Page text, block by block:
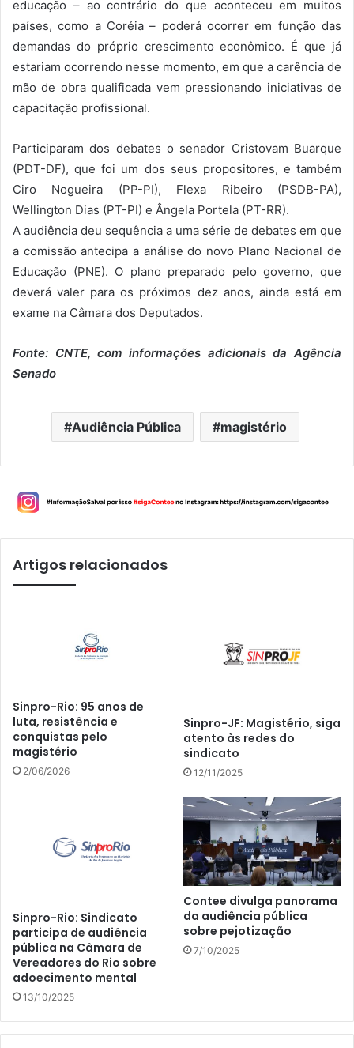
educação – ao contrário do que aconteceu em muitos
países, como a Coréia – poderá ocorrer em função das
demandas do próprio crescimento econômico. É que já
estariam ocorrendo nesse momento, em que a carência de
mão de obra qualificada vem pressionando iniciativas de
capacitação profissional.
Participaram dos debates o senador Cristovam Buarque
(PDT-DF), que foi um dos seus propositores, e também
Ciro Nogueira (PP-PI), Flexa Ribeiro (PSDB-PA),
Wellington Dias (PT-PI) e Ângela Portela (PT-RR).
A audiência deu sequência a uma série de debates em que
a comissão antecipa a análise do novo Plano Nacional de
Educação (PNE). O plano preparado pelo governo, que
deverá valer para os próximos dez anos, ainda está em
exame na Câmara dos Deputados.
Fonte: CNTE, com informações adicionais da Agência
Senado
Audiência Pública magistério
Artigos relacionados
Sinpro-Rio: 95 anos de
luta, resistência e
conquistas pelo
magistério
2/06/2026
Sinpro-JF: Magistério, siga
atento às redes do
sindicato
12/11/2025
Sinpro-Rio: Sindicato
participa de audiência
pública na Câmara de
Vereadores do Rio sobre
adoecimento mental
13/10/2025
Contee divulga panorama
da audiência pública
sobre pejotização
7/10/2025